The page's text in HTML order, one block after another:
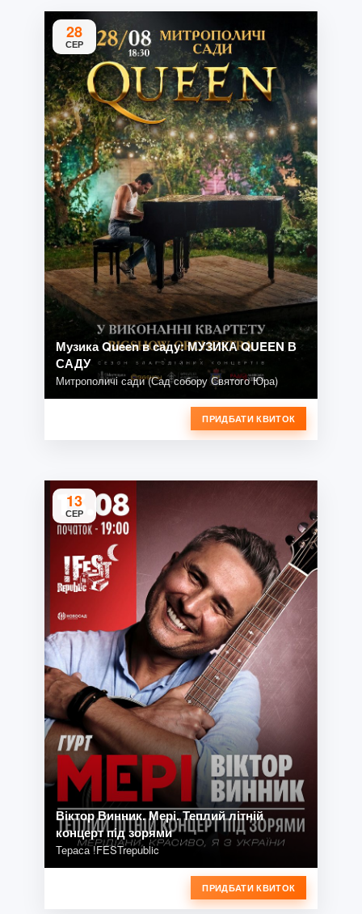
28
СЕР
Музика Queen в саду: МУЗИКА QUEEN В
САДУ
Митрополичі сади (Сад собору Святого Юра)
ПРИДБАТИ КВИТОК
13
СЕР
Віктор Винник. Мері. Теплий літній
концерт під зорями
Тераса !FESTrepublic
ПРИДБАТИ КВИТОК